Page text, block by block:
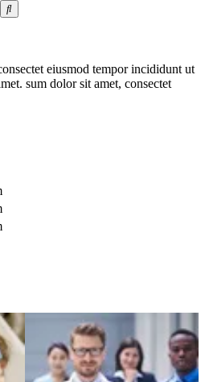
eiusmod tempor incididunt ut
sum dolor sit amet, consectet